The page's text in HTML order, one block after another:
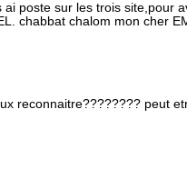
poste sur les trois site,pour
chabbat chalom mon cher
reconnaitre???????? peut